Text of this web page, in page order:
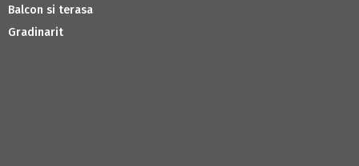
Balcon si terasa
Gradinarit